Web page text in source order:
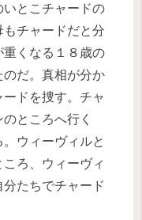
とこチャードの
チャードだと分
くなる１８歳の
だ。真相が分か
ドを捜す。チャ
ところへ行く
ウィーヴィルと
ろ、ウィーヴィ
たちでチャード